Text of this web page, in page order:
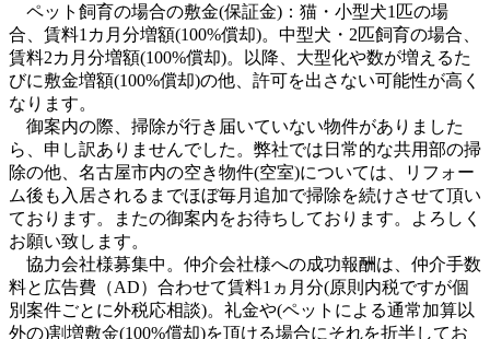
ペット飼育の場合の敷金(保証金)：猫・小型犬1匹の場
合、賃料1カ月分増額(100%償却)。中型犬・2匹飼育の場合、
賃料2カ月分増額(100%償却)。以降、大型化や数が増えるた
びに敷金増額(100%償却)の他、許可を出さない可能性が高く
なります。
御案内の際、掃除が行き届いていない物件がありました
ら、申し訳ありませんでした。弊社では日常的な共用部の掃
除の他、名古屋市内の空き物件(空室)については、リフォー
ム後も入居されるまでほぼ毎月追加で掃除を続けさせて頂い
ております。またの御案内をお待ちしております。よろしく
お願い致します。
協力会社様募集中。仲介会社様への成功報酬は、仲介手数
料と広告費（AD）合わせて賃料1ヵ月分(原則内税ですが個
別案件ごとに外税応相談)。礼金や(ペットによる通常加算以
外の)割増敷金(100%償却)を頂ける場合にそれを折半してお